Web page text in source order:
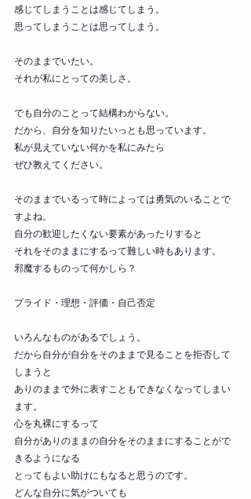
感じてしまうことは感じてしまう。
思ってしまうことは思ってしまう。
そのままでいたい。
それが私にとっての美しさ。
でも自分のことって結構わからない。
だから、自分を知りたいっとも思っています。
私が見えていない何かを私にみたら
ぜひ教えてください。
そのままでいるって時によっては勇気のいることで
すよね。
自分の歓迎したくない要素があったりすると
それをそのままにするって難しい時もあります。
邪魔するものって何かしら？
プライド・理想・評価・自己否定
いろんなものがあるでしょう。
だから自分が自分をそのままで見ることを拒否して
しまうと
ありのままで外に表すこともできなくなってしまい
ます。
心を丸裸にするって
自分がありのままの自分をそのままにすることがで
きるようになる
とってもよい助けにもなると思うのです。
どんな自分に気がついても